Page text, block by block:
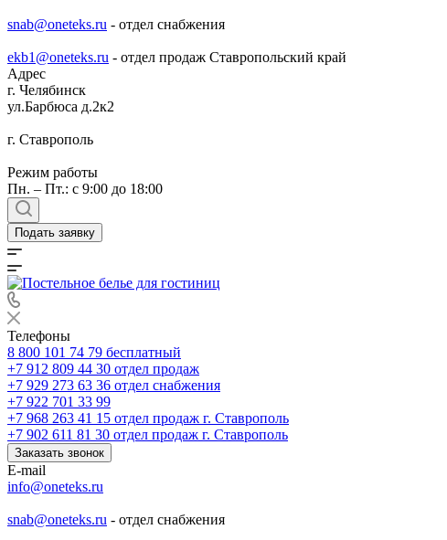
snab@oneteks.ru - отдел снабжения
ekb1@oneteks.ru - отдел продаж Ставропольский край
Адрес
г. Челябинск
ул.Барбюса д.2к2
г. Ставрополь
Режим работы
Пн. – Пт.: с 9:00 до 18:00
Подать заявку
Телефоны
8 800 101 74 79 бесплатный
+7 912 809 44 30 отдел продаж
+7 929 273 63 36 отдел снабжения
+7 922 701 33 99
+7 968 263 41 15 отдел продаж г. Ставрополь
+7 902 611 81 30 отдел продаж г. Ставрополь
Заказать звонок
E-mail
info@oneteks.ru
snab@oneteks.ru - отдел снабжения